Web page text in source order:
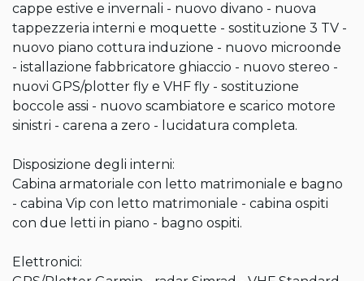
cappe estive e invernali - nuovo divano - nuova
tappezzeria interni e moquette - sostituzione 3 TV -
nuovo piano cottura induzione - nuovo microonde
- istallazione fabbricatore ghiaccio - nuovo stereo -
nuovi GPS/plotter fly e VHF fly - sostituzione
boccole assi - nuovo scambiatore e scarico motore
sinistri - carena a zero - lucidatura completa.
Disposizione degli interni:
Cabina armatoriale con letto matrimoniale e bagno
- cabina Vip con letto matrimoniale - cabina ospiti
con due letti in piano - bagno ospiti.
Elettronici: